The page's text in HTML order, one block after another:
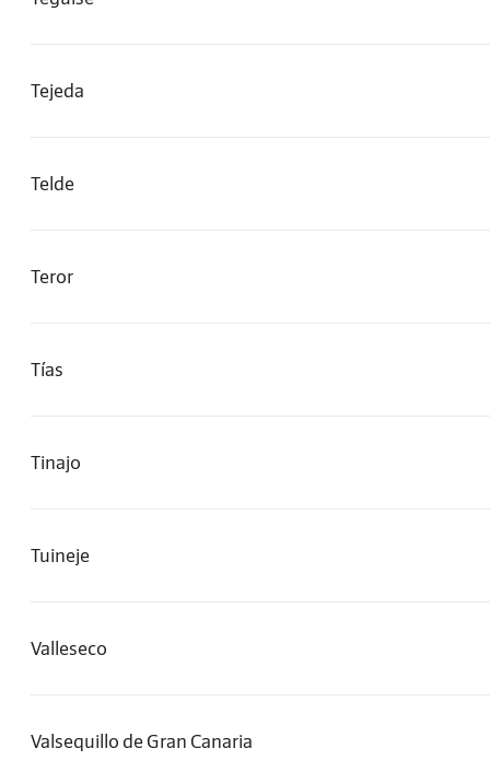
Tejeda
Telde
Teror
Tías
Tinajo
Tuineje
Valleseco
Valsequillo de Gran Canaria